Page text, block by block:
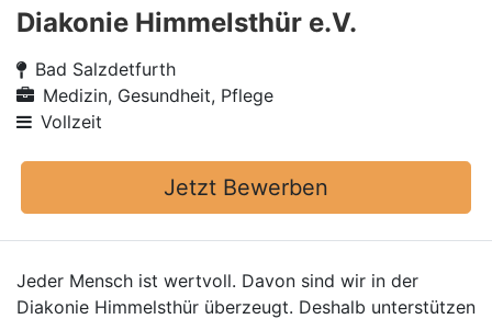
Diakonie Himmelsthür e.V.
Bad Salzdetfurth
Medizin, Gesundheit, Pflege
Vollzeit
Jetzt Bewerben
Jeder Mensch ist wertvoll. Davon sind wir in der
Diakonie Himmelsthür überzeugt. Deshalb unterstützen